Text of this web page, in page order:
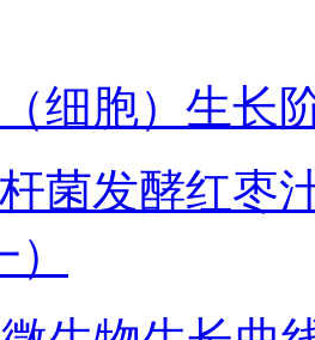
细胞）生长
菌发酵红枣